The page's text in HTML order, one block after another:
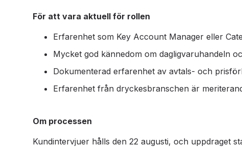
För att vara aktuell för rollen
Erfarenhet som Key Account Manager eller
Mycket god kännedom om dagligvaruhandeln
Dokumenterad erfarenhet av avtals- och
Erfarenhet från dryckesbranschen är
Om processen
Kundintervjuer hålls den 22 augusti, och uppdraget